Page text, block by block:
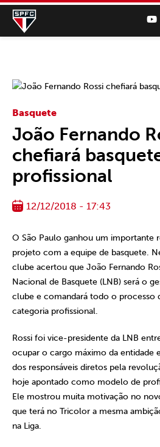
Basquete
João Fernando
chefiará
profissional
12/12/2018 - 17:43
O São Paulo ganhou um importante
projeto com a equipe de basquete.
clube acertou que João Fernando
Nacional de Basquete (LNB) será o
clube e comandará todo o processo
categoria profissional.
Rossi foi vice-presidente da LNB
ocupar o cargo máximo da entidade
dos responsáveis diretos pela
hoje apontado como modelo de
Ele mostrou muita motivação no
que terá no Tricolor a mesma
na Liga.